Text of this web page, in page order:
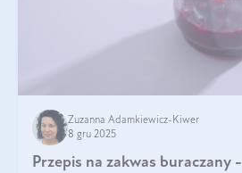
Zuzanna Adamkiewicz-Kiwer
8 gru 2025
Przepis na zakwas buraczany